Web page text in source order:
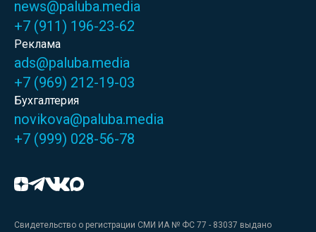
news@paluba.media
+7 (911) 196-23-62
Реклама
ads@paluba.media
+7 (969) 212-19-03
Бухгалтерия
novikova@paluba.media
+7 (999) 028-56-78
Свидетельство о регистрации СМИ ИА № ФС 77 - 83037 выдано